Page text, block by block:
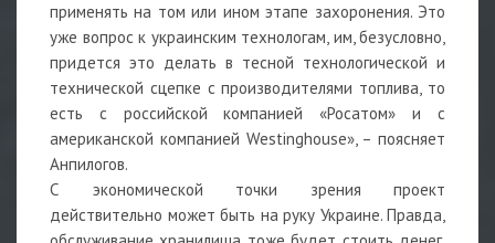
применять на том или ином этапе захоронения. Это
уже вопрос к украинским технологам, им, безусловно,
придется это делать в тесной технологической и
технической сцепке с производителями топлива, то
есть с российской компанией «Росатом» и с
американской компанией Westinghouse», – поясняет
Анпилогов.
С экономической точки зрения проект
действительно может быть на руку Украине. Правда,